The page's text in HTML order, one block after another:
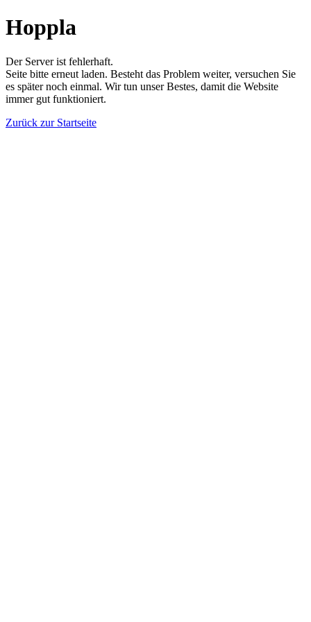
Hoppla
Der Server ist fehlerhaft.
Seite bitte erneut laden. Besteht das Problem weiter, versuchen Sie
es später noch einmal. Wir tun unser Bestes, damit die Website
immer gut funktioniert.
Zurück zur Startseite